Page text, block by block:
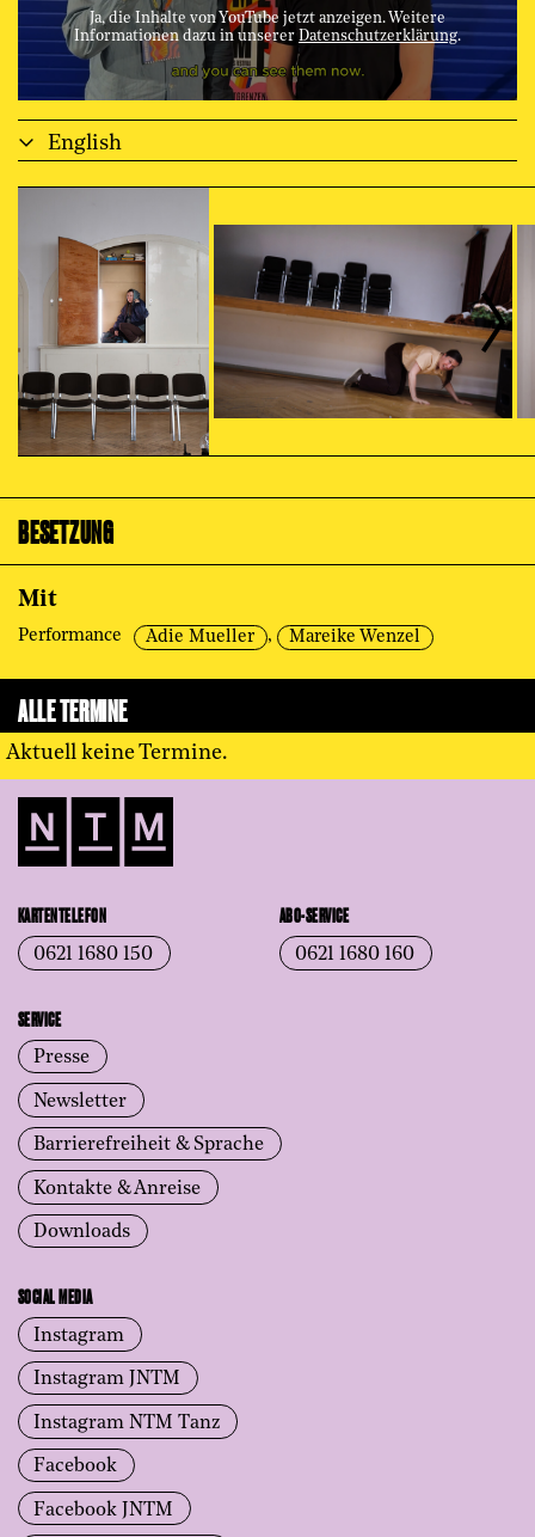
Ja, die Inhalte von YouTube jetzt anzeigen. Weitere
Informationen dazu in unserer Datenschutzerklärung.
English
BESETZUNG
Mit
Performance Adie Mueller , Mareike Wenzel
ALLE TERMINE
Aktuell keine Termine.
KARTENTELEFON
0621 1680 150
ABO-SERVICE
0621 1680 160
SERVICE
Presse
Newsletter
Barrierefreiheit & Sprache
Kontakte & Anreise
Downloads
SOCIAL MEDIA
Instagram
Instagram JNTM
Instagram NTM Tanz
Facebook
Facebook JNTM